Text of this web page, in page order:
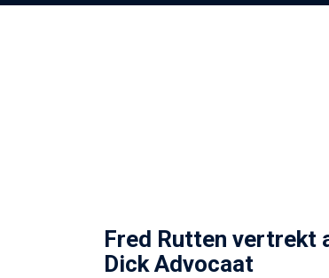
Fred Rutten vertrekt
Dick Advocaat